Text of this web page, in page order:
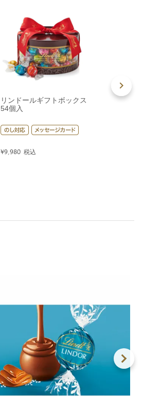
リンドールギフトボックス
54個入
¥9,980 税込
リンドール